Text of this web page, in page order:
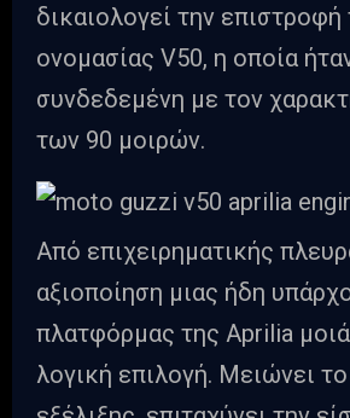
δικαιολογεί την επιστροφή
ονομασίας V50, η οποία
συνδεδεμένη με τον
των 90 μοιρών.
Από επιχειρηματικής
αξιοποίηση μιας ήδη
πλατφόρμας της Aprilia
λογική επιλογή. Μειώνει